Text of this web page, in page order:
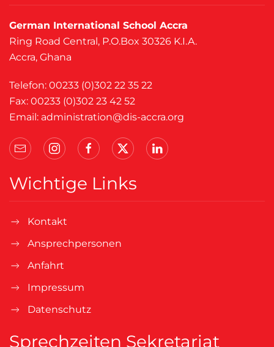
German International School Accra
Ring Road Central, P.O.Box 30326 K.I.A.
Accra, Ghana
Telefon: 00233 (0)302 22 35 22
Fax: 00233 (0)302 23 42 52
Email: administration@dis-accra.org
Wichtige Links
Kontakt
Ansprechpersonen
Anfahrt
Impressum
Datenschutz
Sprechzeiten Sekretariat